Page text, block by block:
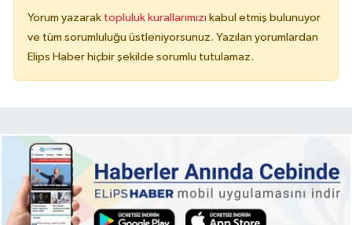
Yorum yazarak topluluk kurallarımızı kabul etmiş bulunuyor
ve tüm sorumluluğu üstleniyorsunuz. Yazılan yorumlardan
Elips Haber hiçbir şekilde sorumlu tutulamaz.